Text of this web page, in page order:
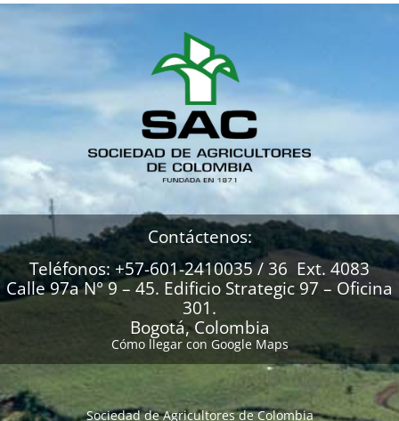
Contáctenos:
Teléfonos: +57-601-2410035 / 36 Ext. 4083
Calle 97a N° 9 – 45. Edificio Strategic 97 – Oficina
301.
Bogotá, Colombia
Cómo llegar con Google Maps
Sociedad de Agricultores de Colombia